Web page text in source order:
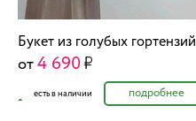
Букет из голубых гортензий
от 4 690
есть в наличии подробнее